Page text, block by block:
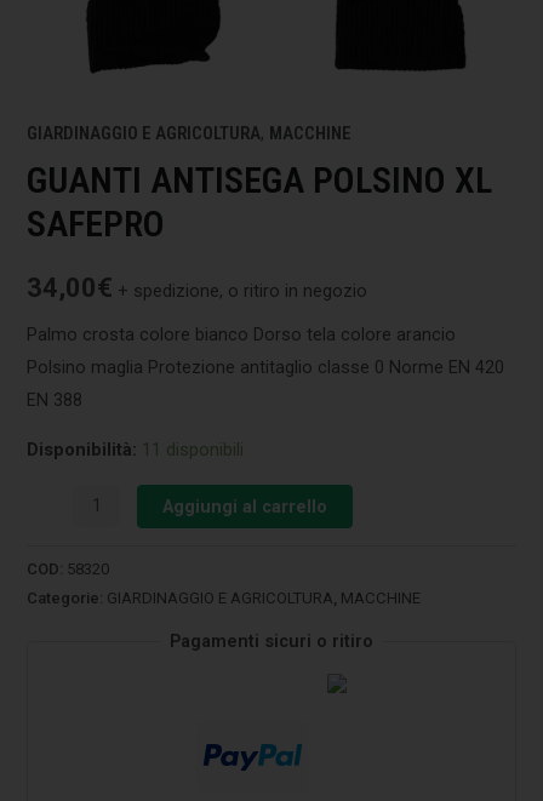
GIARDINAGGIO E AGRICOLTURA, MACCHINE
GUANTI ANTISEGA POLSINO XL
SAFEPRO
34,00€ + spedizione, o ritiro in negozio
Palmo crosta colore bianco Dorso tela colore arancio
Polsino maglia Protezione antitaglio classe 0 Norme EN 420
EN 388
Disponibilità: 11 disponibili
Aggiungi al carrello
COD: 58320
Categorie: GIARDINAGGIO E AGRICOLTURA MACCHINE
Pagamenti sicuri o ritiro